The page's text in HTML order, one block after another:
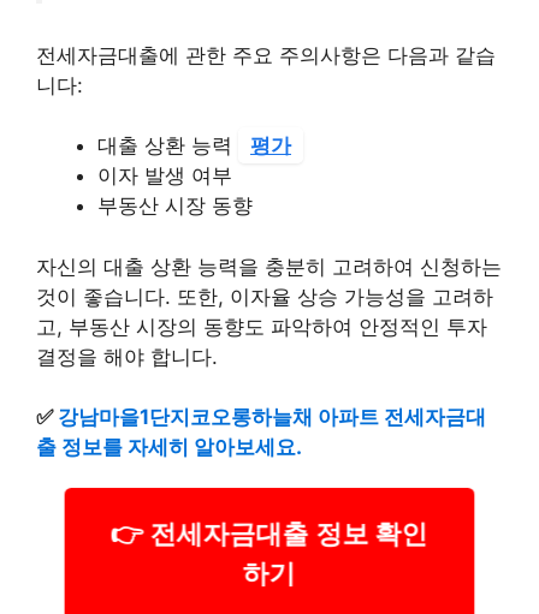
전세자금대출에 관한 주요 주의사항은 다음과 같습
니다:
대출 상환 능력
평가
이자 발생 여부
부동산 시장 동향
자신의 대출 상환 능력을 충분히 고려하여 신청하는
것이 좋습니다. 또한, 이자율 상승 가능성을 고려하
고, 부동산 시장의 동향도 파악하여 안정적인 투자
결정을 해야 합니다.
✅ 강남마을1단지코오롱하늘채 아파트 전세자금대
출 정보를 자세히 알아보세요.
👉 전세자금대출 정보 확인
하기